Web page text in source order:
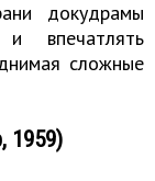
докудрамы
впечатлять
сложные
1959)